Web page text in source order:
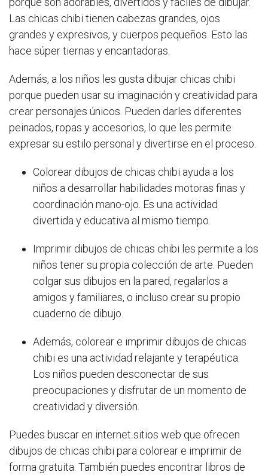
Las chicas chibi tienen cabezas grandes, ojos
grandes y expresivos, y cuerpos pequeños. Esto las
hace súper tiernas y encantadoras.
Además, a los niños les gusta dibujar chicas chibi
porque pueden usar su imaginación y creatividad para
crear personajes únicos. Pueden darles diferentes
peinados, ropas y accesorios, lo que les permite
expresar su estilo personal y divertirse en el proceso.
Colorear dibujos de chicas chibi ayuda a los
niños a desarrollar habilidades motoras finas y
coordinación mano-ojo. Es una actividad
divertida y educativa al mismo tiempo.
Imprimir dibujos de chicas chibi les permite a los
niños tener su propia colección de arte. Pueden
colgar sus dibujos en la pared, regalarlos a
amigos y familiares, o incluso crear su propio
cuaderno de dibujo.
Además, colorear e imprimir dibujos de chicas
chibi es una actividad relajante y terapéutica.
Los niños pueden desconectar de sus
preocupaciones y disfrutar de un momento de
creatividad y diversión.
Puedes buscar en internet sitios web que ofrecen
dibujos de chicas chibi para colorear e imprimir de
forma gratuita. También puedes encontrar libros de